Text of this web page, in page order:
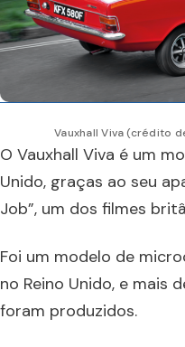
Vauxhall Viva (crédito
O Vauxhall Viva é um
Unido, graças ao seu
Job”, um dos filmes
Foi um modelo de
no Reino Unido, e mais
foram produzidos.